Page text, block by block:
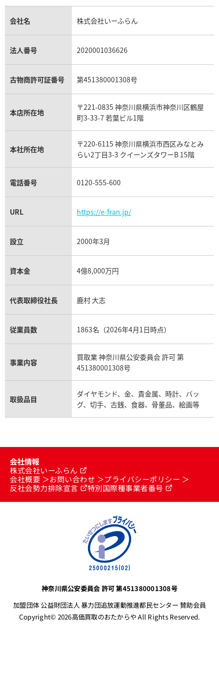
格
参考買取価格
2,662,000
金貨買取
貴金属買取
銀・シルバー買取
パラジウム買取
トパーズ買取
タンザナイト買取
キャッツアイ買取
アクアマリン買取
パテック フィリップノーチラス買取
ヴァシュロン・コンスタンタン買取
オメガ買取
カルティエ買取
フランク ミュラー買取
リシャール・ミル買取
パネライ買取
チューダー（チュードル）買取
シャネル マトラッセ買取
セリーヌ買取
プラダ買取
ショーメ買取
ダミアーニ買取
モーブッサン買取
会社名 株式会社いーふらん
法人番号 2020001036626
古物商許可証番号 第451380001308号
本店所在地
〒221-0835 神奈川県横浜市神奈川区鶴屋
町3-33-7 若葉ビル1階
本社所在地
〒220-6115 神奈川県横浜市西区みなとみ
らい2丁目3-3 クイーンズタワーB 15階
電話番号 0120-555-600
URL https://e-fran.jp/
設立 2000年3月
資本金 4億8,000万円
代表取締役社長 鹿村 大志
従業員数 1863名（2026年4月1日時点）
事業内容
買取業 神奈川県公安委員会 許可 第
451380001308号
取扱品目
ダイヤモンド、金、貴金属、時計、バッ
グ、切手、古銭、食器、骨董品、絵画等
会社情報
株式会社いーふらん
会社概要
お問い合わせ
プライバシーポリシー
反社会勢力排除宣言
特別国際種事業者番号
神奈川県公安委員会 許可 第451380001308号
加盟団体 公益財団法人 暴力団追放運動推進都民センター 賛助会員
Copyright© 2026高価買取のおたからや All Rights Reserved.